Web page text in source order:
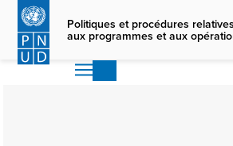
Skip
main
content
Politiques et procédures relatives
aux programmes et aux